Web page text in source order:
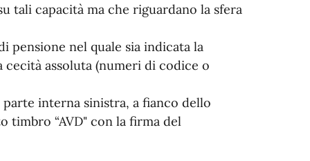
tali capacità ma che riguardano la sfera
nel quale sia indicata la
assoluta (numeri di codice o
interna sinistra, a fianco dello
timbro “AVD" con la firma del